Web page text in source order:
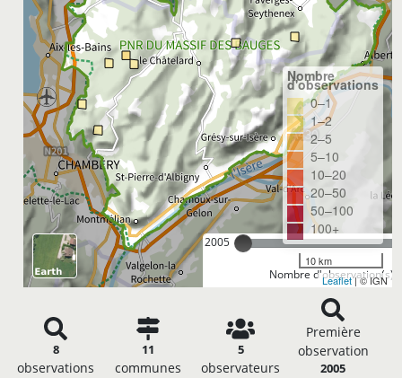
2005
Nombre d'observation(s):
Nombre
d'observations
0–1
1–2
2–5
5–10
10–20
20–50
50–100
100+
10 km
Leaflet| © IGN
8
observations
11
communes
5
observateurs
Première
observation
2005